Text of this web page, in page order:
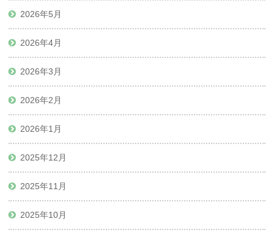
2026年5月
2026年4月
2026年3月
2026年2月
2026年1月
2025年12月
2025年11月
2025年10月